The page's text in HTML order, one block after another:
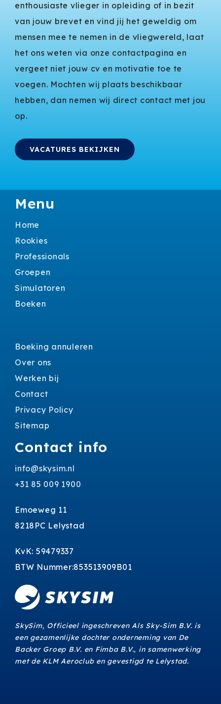
enthousiaste vlieger in opleiding of in bezit
van jouw brevet en vind jij het geweldig om
mensen mee te nemen in de vliegwereld, laat
het ons weten via onze contactpagina en
vergeet niet jouw cv en motivatie toe te
voegen. Mochten wij plaats beschikbaar
hebben, dan nemen wij direct contact met jou
op.
VACATURES BEKIJKEN
Menu
Home
Rookies
Professionals
Groepen
Simulatoren
Boeken
Boeking annuleren
Over ons
Werken bij
Contact
Privacy Policy
Sitemap
Contact info
info@skysim.nl
+31 85 009 1900
Emoeweg 11
8218PC Lelystad
KvK: 59479337
BTW Nummer:853513909B01
SkySim, Officieel ingeschreven Als Sky-Sim B.V. is
een gezamenlijke dochter onderneming van De
Backer Groep B.V. en Fimba B.V., in samenwerking
met de KLM Aeroclub en gevestigd te Lelystad.